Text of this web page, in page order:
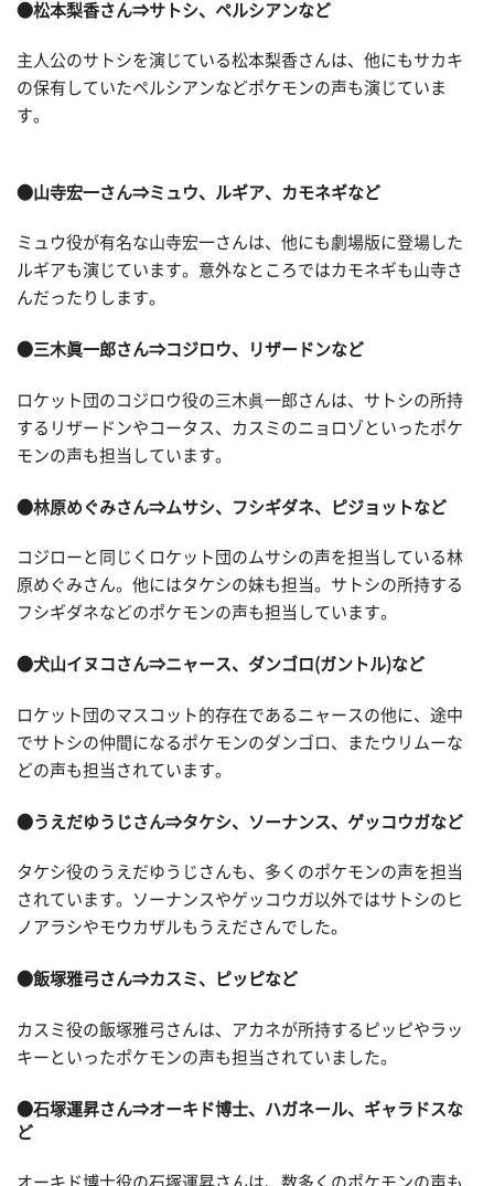
●松本梨香さん⇒サトシ、ペルシアンなど
主人公のサトシを演じている松本梨香さんは、他にもサカキ
の保有していたペルシアンなどポケモンの声も演じていま
す。
●山寺宏一さん⇒ミュウ、ルギア、カモネギなど
ミュウ役が有名な山寺宏一さんは、他にも劇場版に登場した
ルギアも演じています。意外なところではカモネギも山寺さ
んだったりします。
●三木眞一郎さん⇒コジロウ、リザードンなど
ロケット団のコジロウ役の三木眞一郎さんは、サトシの所持
するリザードンやコータス、カスミのニョロゾといったポケ
モンの声も担当しています。
●林原めぐみさん⇒ムサシ、フシギダネ、ピジョットなど
コジローと同じくロケット団のムサシの声を担当している林
原めぐみさん。他にはタケシの妹も担当。サトシの所持する
フシギダネなどのポケモンの声も担当しています。
●犬山イヌコさん⇒ニャース、ダンゴロ(ガントル)など
ロケット団のマスコット的存在であるニャースの他に、途中
でサトシの仲間になるポケモンのダンゴロ、またウリムーな
どの声も担当されています。
●うえだゆうじさん⇒タケシ、ソーナンス、ゲッコウガなど
タケシ役のうえだゆうじさんも、多くのポケモンの声を担当
されています。ソーナンスやゲッコウガ以外ではサトシのヒ
ノアラシやモウカザルもうえださんでした。
●飯塚雅弓さん⇒カスミ、ピッピなど
カスミ役の飯塚雅弓さんは、アカネが所持するピッピやラッ
キーといったポケモンの声も担当されていました。
●石塚運昇さん⇒オーキド博士、ハガネール、ギャラドスな
ど
オーキド博士役の石塚運昇さんは、数多くのポケモンの声も